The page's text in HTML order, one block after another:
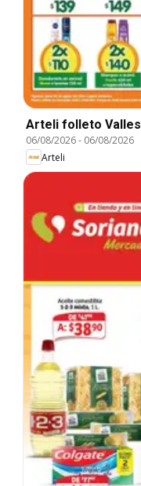
Arteli folleto Valles
06/08/2026- 06/08/2026
Arteli